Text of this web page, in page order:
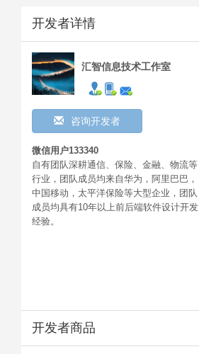
开发者详情
汇智信息技术工作室
咨询开发者
微信用户133340
自有团队深耕通信、保险、金融、物流等
行业，团队成员均来自华为，阿里巴巴，
中国移动，太平洋保险等大型企业，团队
成员均具有10年以上前后端软件设计开发
经验。
开发者商品